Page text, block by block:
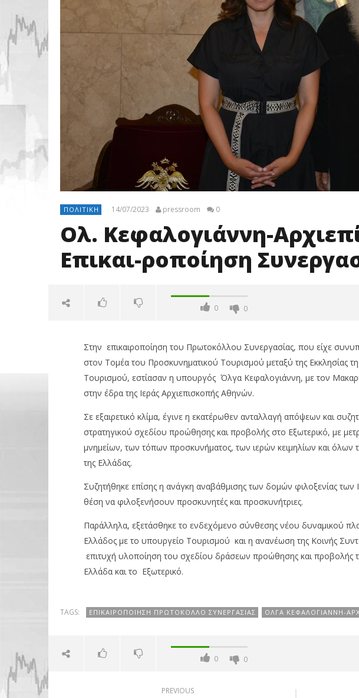
ΠΟΛΙΤΙΚΉ 14/07/2023 pressroom 0
Ολ. Κεφαλογιάννη-
Επικαι-ροποίηση
0 0
NOW VIEWING
Ολ. Κεφαλογιάννη-
Αρχιεπίσκοπος: Επικαι-
14/07/2023
pressroom
Wall: Άνω του 3% κέρδη, Dow
14/07/2023
pressroom
Στην επικαιροποίηση του Πρωτοκόλλου Συνεργασίας, που είχε
στον Τομέα του Προσκυνηματικού Τουρισμού μεταξύ της Εκκλησίας
Τουρισμού, εστίασαν η υπουργός Όλγα Κεφαλογιάννη, με τον
στην έδρα της Ιεράς Αρχιεπισκοπής Αθηνών.
Σε εξαιρετικό κλίμα, έγινε η εκατέρωθεν ανταλλαγή απόψεων και
στρατηγικού σχεδίου προώθησης και προβολής στο Εξωτερικό, με
μνημείων, των τόπων προσκυνήματος, των ιερών κειμηλίων και όλων
της Ελλάδας.
Συζητήθηκε επίσης η ανάγκη αναβάθμισης των δομών φιλοξενίας
θέση να φιλοξενήσουν προσκυνητές και προσκυνήτριες.
Παράλληλα, εξετάσθηκε το ενδεχόμενο σύνθεσης νέου δυναμικού
Ελλάδος με το υπουργείο Τουρισμού και η ανανέωση της Κοινής
επιτυχή υλοποίηση του σχεδίου δράσεων προώθησης και προβολής
Ελλάδα και το Εξωτερικό.
TAGS: ΕΠΙΚΑΙΡΟΠΟΊΗΣΗ ΠΡΩΤΟΚΟΛΛΟ ΣΥΝΕΡΓΑΣΊΑΣ ΟΛΓΑ ΚΕΦΑΛΟΓΙΆΝΝΗ-
0 0
PREVIOUS